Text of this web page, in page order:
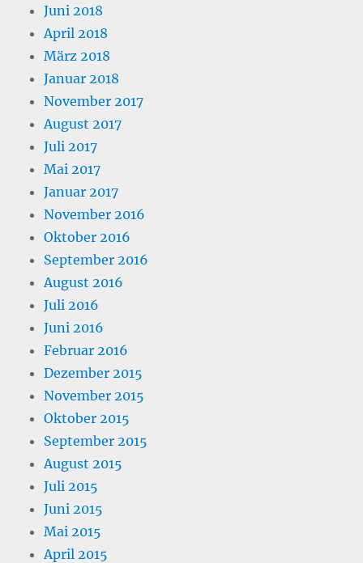
Juni 2018
April 2018
März 2018
Januar 2018
November 2017
August 2017
Juli 2017
Mai 2017
Januar 2017
November 2016
Oktober 2016
September 2016
August 2016
Juli 2016
Juni 2016
Februar 2016
Dezember 2015
November 2015
Oktober 2015
September 2015
August 2015
Juli 2015
Juni 2015
Mai 2015
April 2015